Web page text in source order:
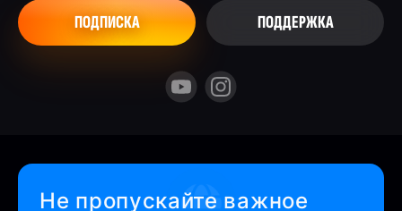
ПОДПИСКА ПОДДЕРЖКА
Не пропускайте важное